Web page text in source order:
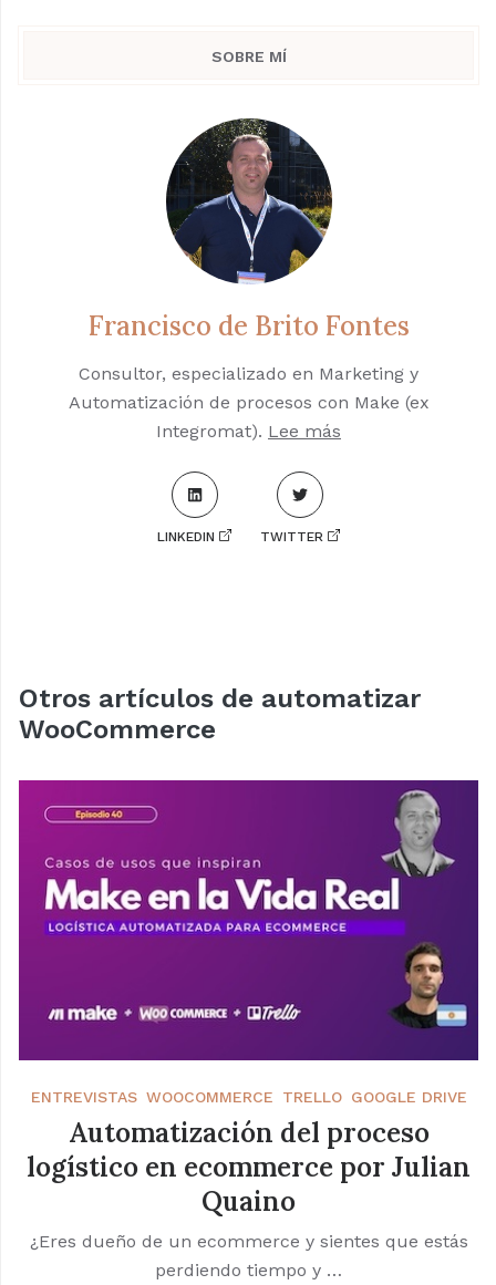
SOBRE MÍ
Francisco de Brito Fontes
Consultor, especializado en Marketing y
Automatización de procesos con Make (ex
Integromat). Lee más
LINKEDIN TWITTER
Otros artículos de automatizar
WooCommerce
ENTREVISTAS WOOCOMMERCE TRELLO GOOGLE DRIVE
Automatización del proceso
logístico en ecommerce por Julian
Quaino
¿Eres dueño de un ecommerce y sientes que estás
perdiendo tiempo y …